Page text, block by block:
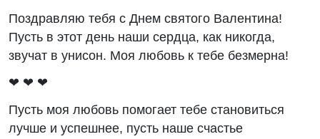
Поздравляю тебя с Днем святого Валентина!
Пусть в этот день наши сердца, как никогда,
звучат в унисон. Моя любовь к тебе безмерна!
❤ ❤ ❤
Пусть моя любовь помогает тебе становиться
лучше и успешнее, пусть наше счастье